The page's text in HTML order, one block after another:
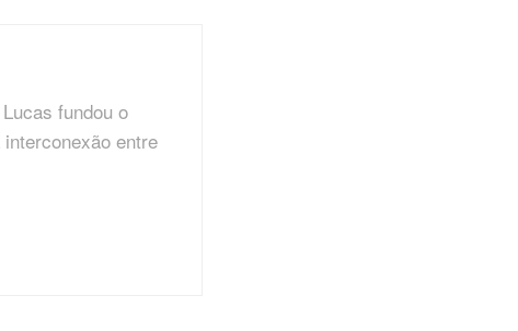
fundou o
entre